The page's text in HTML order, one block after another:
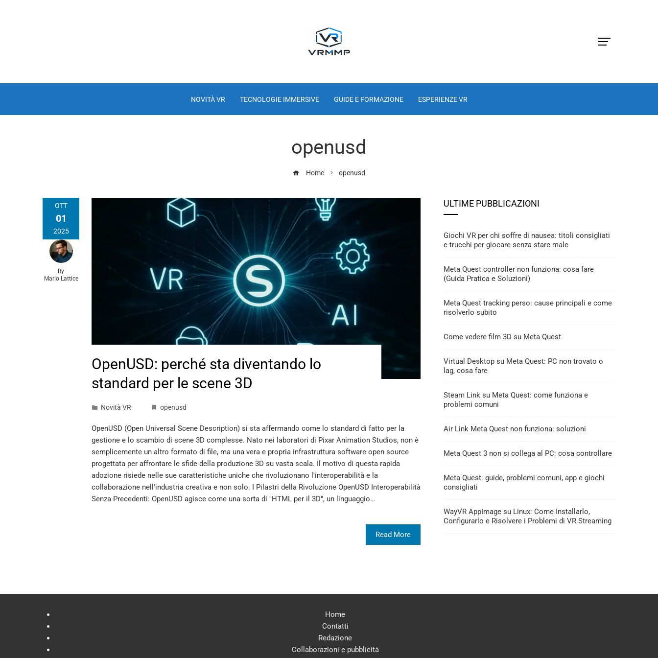
NOVITÀ VR TECNOLOGIE IMMERSIVE GUIDE E FORMAZIONE ESPERIENZE VR
openusd
Home openusd
OTT
01
2025
By
Mario Lattice
OpenUSD: perché sta diventando lo
standard per le scene 3D
Novità VR openusd
OpenUSD (Open Universal Scene Description) si sta affermando come lo standard di fatto per la
gestione e lo scambio di scene 3D complesse. Nato nei laboratori di Pixar Animation Studios, non è
semplicemente un altro formato di file, ma una vera e propria infrastruttura software open source
progettata per affrontare le sfide della produzione 3D su vasta scala. Il motivo di questa rapida
adozione risiede nelle sue caratteristiche uniche che rivoluzionano l'interoperabilità e la
collaborazione nell'industria creativa e non solo. I Pilastri della Rivoluzione OpenUSD Interoperabilità
Senza Precedenti: OpenUSD agisce come una sorta di "HTML per il 3D", un linguaggio…
Read More
ULTIME PUBBLICAZIONI
Giochi VR per chi soffre di nausea: titoli consigliati
e trucchi per giocare senza stare male
Meta Quest controller non funziona: cosa fare
(Guida Pratica e Soluzioni)
Meta Quest tracking perso: cause principali e come
risolverlo subito
Come vedere film 3D su Meta Quest
Virtual Desktop su Meta Quest: PC non trovato o
lag, cosa fare
Steam Link su Meta Quest: come funziona e
problemi comuni
Air Link Meta Quest non funziona: soluzioni
Meta Quest 3 non si collega al PC: cosa controllare
Meta Quest: guide, problemi comuni, app e giochi
consigliati
WayVR AppImage su Linux: Come Installarlo,
Configurarlo e Risolvere i Problemi di VR Streaming
Home
Contatti
Redazione
Collaborazioni e pubblicità